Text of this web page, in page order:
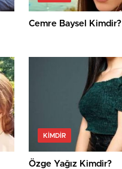
Cemre Baysel Kimdir?
KIMDIR
Özge Yağız Kimdir?